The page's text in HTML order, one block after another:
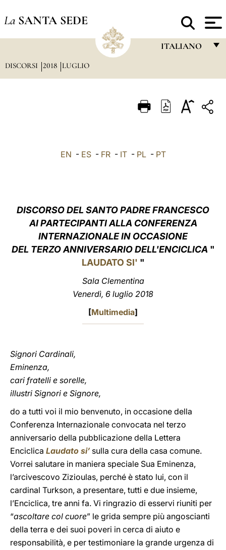
La SANTA SEDE
ITALIANO
ITALIANO
中文
LATINE
DISCORSI 2018 LUGLIO
EN - ES- FR- IT- PL- PT
DISCORSO DEL SANTO PADRE FRANCESCO
AI PARTECIPANTI ALLA CONFERENZA
INTERNAZIONALE IN OCCASIONE
DEL TERZO ANNIVERSARIO DELL'ENCICLICA "
LAUDATO SI' "
Sala Clementina
Venerdì, 6 luglio 2018
[Multimedia]
Signori Cardinali,
Eminenza,
cari fratelli e sorelle,
illustri Signori e Signore,
do a tutti voi il mio benvenuto, in occasione della
Conferenza Internazionale convocata nel terzo
anniversario della pubblicazione della Lettera
Enciclica Laudato si’sulla cura della casa comune.
Vorrei salutare in maniera speciale Sua Eminenza,
l’arcivescovo Zizioulas, perché è stato lui, con il
cardinal Turkson, a presentare, tutti e due insieme,
l’Enciclica, tre anni fa. Vi ringrazio di esservi riuniti per
“ascoltare col cuore” le grida sempre più angoscianti
della terra e dei suoi poveri in cerca di aiuto e
responsabilità, e per testimoniare la grande urgenza di